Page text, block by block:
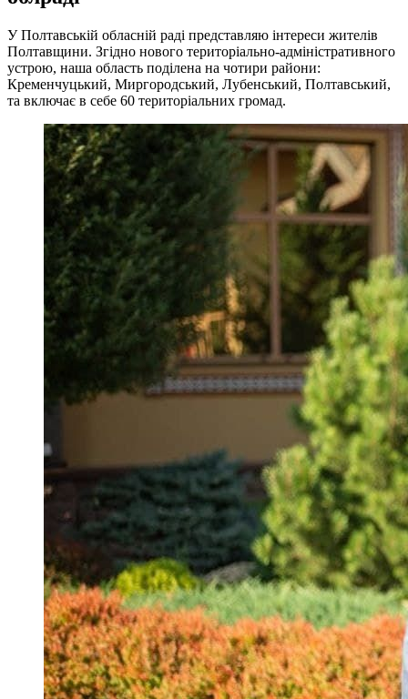
У Полтавській обласній раді представляю інтереси жителів
Полтавщини. Згідно нового територіально-адміністративного
устрою, наша область поділена на чотири райони:
Кременчуцький, Миргородський, Лубенський, Полтавський,
та включає в себе 60 територіальних громад.